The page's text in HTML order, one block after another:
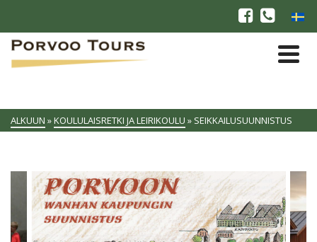
ALKUUN »KOULULAISRETKI JA LEIRIKOULU » SEIKKAILUSUUNNISTUS